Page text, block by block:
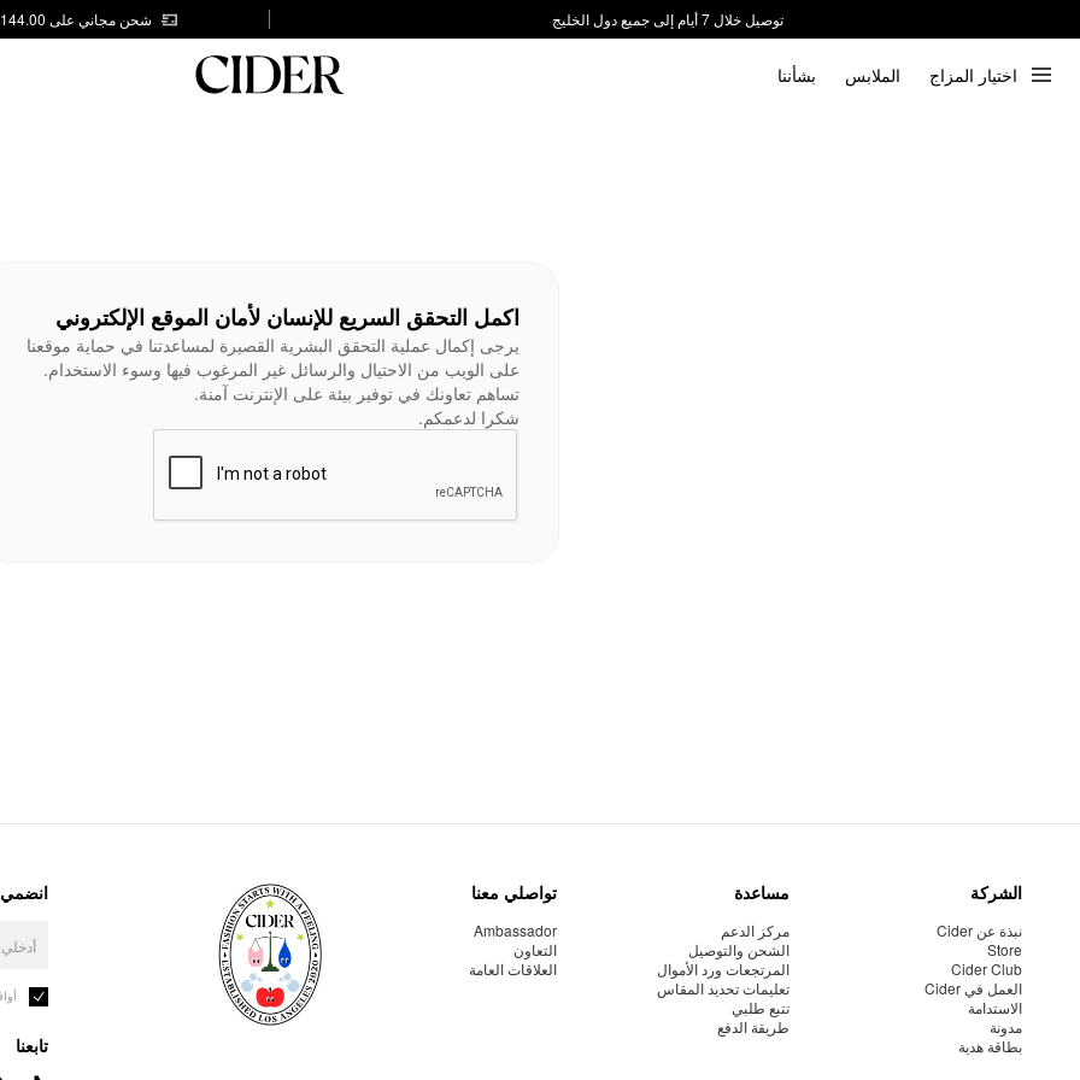
ندعم الدفع عند الاستلام 📦
شحن مجاني على AED 144.00
اختيار المزاج الملابس بشأننا
اكمل التحقق السريع للإنسان لأمان الموقع الإلكتروني
يرجى إكمال عملية التحقق البشرية القصيرة لمساعدتنا في حماية موقعنا
على الويب من الاحتيال والرسائل غير المرغوب فيها وسوء الاستخدام.
تساهم تعاونك في توفير بيئة على الإنترنت آمنة.
شكرا لدعمكم.
الشركة
نبذة عن Cider
Store
Cider Club
العمل في Cider
الاستدامة
مدونة
بطاقة هدية
مساعدة
مركز الدعم
الشحن والتوصيل
المرتجعات ورد الأموال
تعليمات تحديد المقاس
تتبع طلبي
طريقة الدفع
تواصلي معنا
Ambassador
التعاون
العلاقات العامة
انضمي
تابعنا